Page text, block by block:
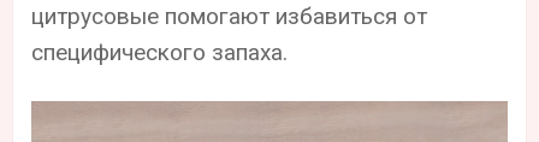
цитрусовые помогают избавиться от
специфического запаха.